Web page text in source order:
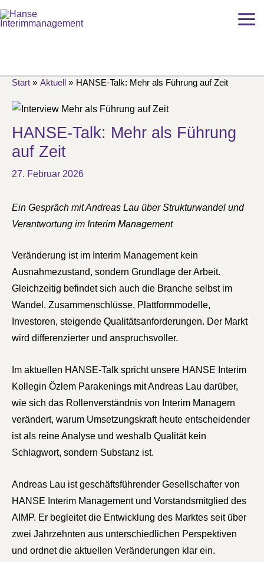
Zum
Inhalt
Start Aktuell HANSE-Talk: Mehr als Führung auf Zeit
HANSE-Talk: Mehr als Führung
auf Zeit
27. Februar 2026
Ein Gespräch mit Andreas Lau über Strukturwandel und
Verantwortung im Interim Management
Veränderung ist im Interim Management kein
Ausnahmezustand, sondern Grundlage der Arbeit.
Gleichzeitig befindet sich auch die Branche selbst im
Wandel. Zusammenschlüsse, Plattformmodelle,
Investoren, steigende Qualitätsanforderungen. Der Markt
wird differenzierter und anspruchsvoller.
Im aktuellen HANSE-Talk spricht unsere HANSE Interim
Kollegin Özlem Parakenings mit Andreas Lau darüber,
wie sich das Rollenverständnis von Interim Managern
verändert, warum Umsetzungskraft heute entscheidender
ist als reine Analyse und weshalb Qualität kein
Schlagwort, sondern Substanz ist.
Andreas Lau ist geschäftsführender Gesellschafter von
HANSE Interim Management und Vorstandsmitglied des
AIMP. Er begleitet die Entwicklung des Marktes seit über
zwei Jahrzehnten aus unterschiedlichen Perspektiven
und ordnet die aktuellen Veränderungen klar ein.